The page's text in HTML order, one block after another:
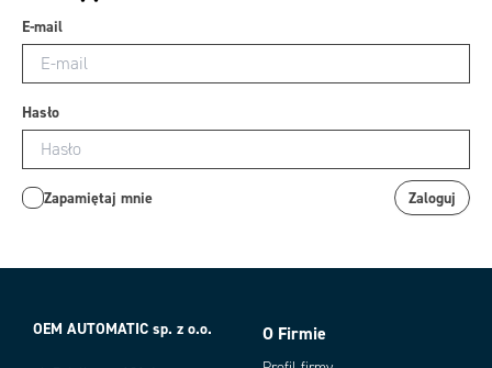
E-mail
Hasło
Zapamiętaj mnie Zaloguj
OEM AUTOMATIC sp. z o.o. O Firmie